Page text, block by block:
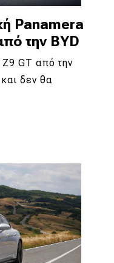
Panamera
την BYD
GT από την
δεν θα